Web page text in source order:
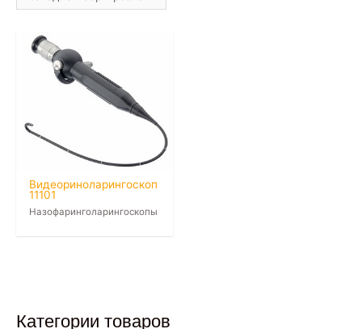
Категории товаров
Видеориноларингоскоп
11101
Назофаринголарингоскопы